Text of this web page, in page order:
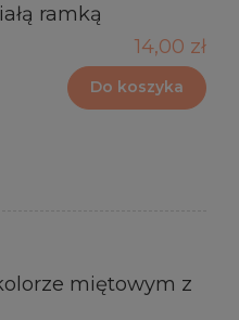
ramką
14,00 zł
Do koszyka
miętowym z